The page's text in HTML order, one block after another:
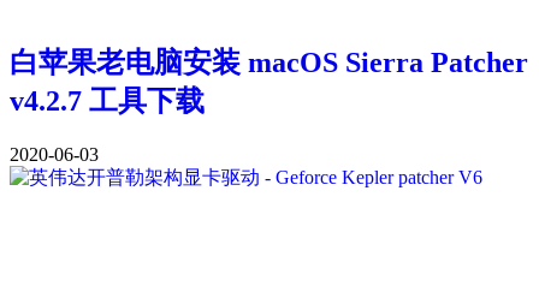
白苹果老电脑安装 macOS Sierra Patcher
v4.2.7 工具下载
2020-06-03